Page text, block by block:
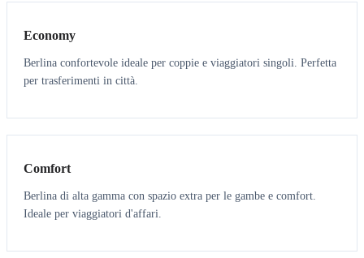
Economy
Berlina confortevole ideale per coppie e viaggiatori singoli. Perfetta
per trasferimenti in città.
3 3
Comfort
Berlina di alta gamma con spazio extra per le gambe e comfort.
Ideale per viaggiatori d'affari.
6 5